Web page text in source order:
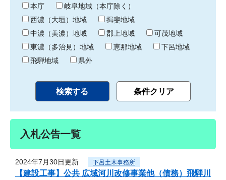
わ
り
本庁
岐阜地域（本庁除く）
西濃（大垣）地域
揖斐地域
中濃（美濃）地域
郡上地域
可茂地域
東濃（多治見）地域
恵那地域
下呂地域
飛騨地域
県外
入札公告一覧
2024年7月30日更新 下呂土木事務所
【建設工事】公共 広域河川改修事業他（債務）飛騨川